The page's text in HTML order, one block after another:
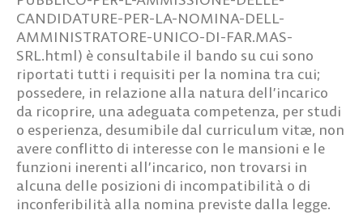
CANDIDATURE-PER-LA-NOMINA-DELL-
AMMINISTRATORE-UNICO-DI-FAR.MAS-
SRL.html) è consultabile il bando su cui sono
riportati tutti i requisiti per la nomina tra cui;
possedere, in relazione alla natura dell’incarico
da ricoprire, una adeguata competenza, per studi
o esperienza, desumibile dal curriculum vitæ, non
avere conflitto di interesse con le mansioni e le
funzioni inerenti all’incarico, non trovarsi in
alcuna delle posizioni di incompatibilità o di
inconferibilità alla nomina previste dalla legge.